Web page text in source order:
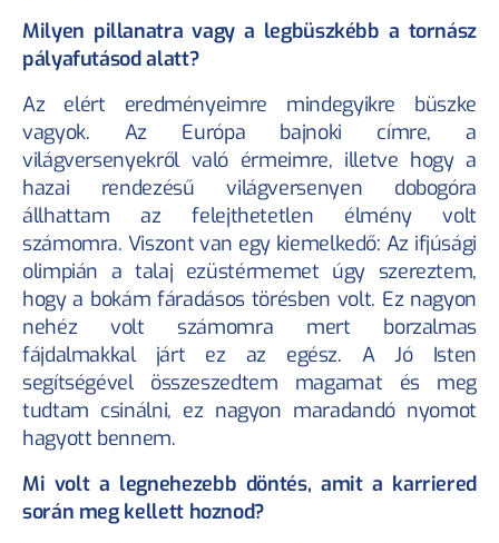
Milyen pillanatra vagy a legbüszkébb a tornász
pályafutásod alatt?
Az elért eredményeimre mindegyikre büszke
vagyok. Az Európa bajnoki címre, a
világversenyekről való érmeimre, illetve hogy a
hazai rendezésű világversenyen dobogóra
állhattam az felejthetetlen élmény volt
számomra. Viszont van egy kiemelkedő: Az ifjúsági
olimpián a talaj ezüstérmemet úgy szereztem,
hogy a bokám fáradásos törésben volt. Ez nagyon
nehéz volt számomra mert borzalmas
fájdalmakkal járt ez az egész. A Jó Isten
segítségével összeszedtem magamat és meg
tudtam csinálni, ez nagyon maradandó nyomot
hagyott bennem.
Mi volt a legnehezebb döntés, amit a karriered
során meg kellett hoznod?